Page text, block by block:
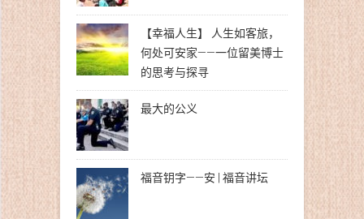
【幸福人生】 人生如客旅，
何处可安家——一位留美博士
的思考与探寻
最大的公义
福音钥字——安 | 福音讲坛